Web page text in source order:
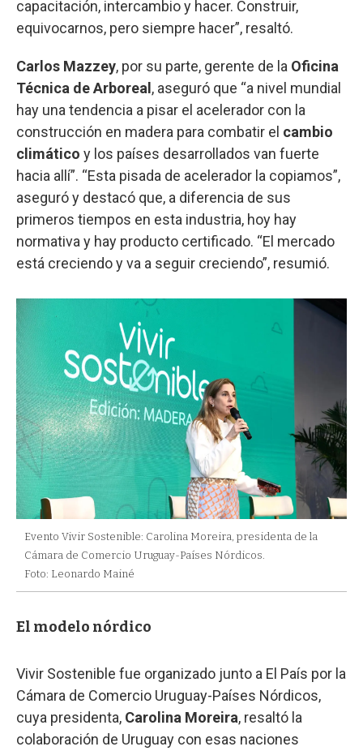
capacitación, intercambio y hacer. Construir,
equivocarnos, pero siempre hacer”, resaltó.
Carlos Mazzey, por su parte, gerente de la Oficina
Técnica de Arboreal , aseguró que “a nivel mundial
hay una tendencia a pisar el acelerador con la
construcción en madera para combatir el cambio
climático y los países desarrollados van fuerte
hacia allí”. “Esta pisada de acelerador la copiamos”,
aseguró y destacó que, a diferencia de sus
primeros tiempos en esta industria, hoy hay
normativa y hay producto certificado. “El mercado
está creciendo y va a seguir creciendo”, resumió.
Evento Vivir Sostenible: Carolina Moreira, presidenta de la
Cámara de Comercio Uruguay-Países Nórdicos.
Foto: Leonardo Mainé
El modelo nórdico
Vivir Sostenible fue organizado junto a El País por la
Cámara de Comercio Uruguay-Países Nórdicos,
cuya presidenta, Carolina Moreira, resaltó la
colaboración de Uruguay con esas naciones